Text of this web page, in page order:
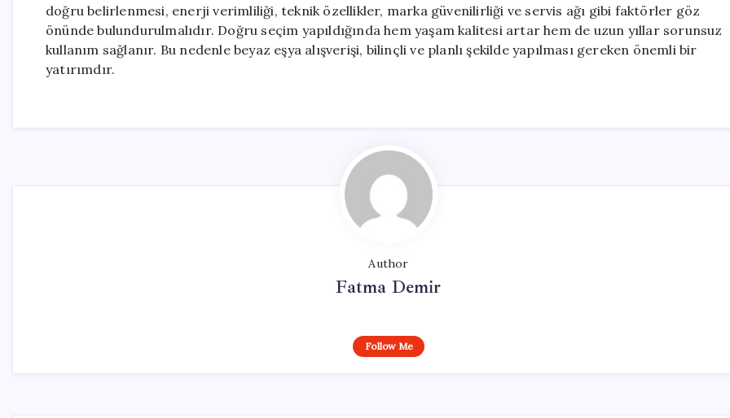
doğru belirlenmesi, enerji verimliliği, teknik özellikler, marka güvenilirliği ve servis ağı gibi faktörler göz
önünde bulundurulmalıdır. Doğru seçim yapıldığında hem yaşam kalitesi artar hem de uzun yıllar sorunsuz
kullanım sağlanır. Bu nedenle beyaz eşya alışverişi, bilinçli ve planlı şekilde yapılması gereken önemli bir
yatırımdır.
Author
Fatma Demir
Follow Me